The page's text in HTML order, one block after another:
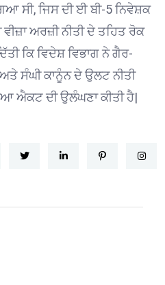
ਸੀ, ਜਿਸ ਦੀ ਈ ਬੀ-5 ਨਿਵੇਸ਼ਕ
ਵੀਜ਼ਾ ਅਰਜ਼ੀ ਨੀਤੀ ਦੇ ਤਹਿਤ ਰੋਕ
ਕਿ ਵਿਦੇਸ਼ ਵਿਭਾਗ ਨੇ ਗੈਰ-
ਸੰਘੀ ਕਾਨੂੰਨ ਦੇ ਉਲਟ ਨੀਤੀ
ਐਕਟ ਦੀ ਉਲੰਘਣਾ ਕੀਤੀ ਹੈ|